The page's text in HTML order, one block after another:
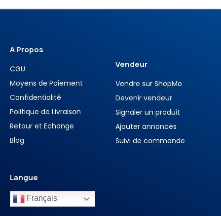
A Propos
CGU
Moyens de Paiement
Confidentialité
Politique de Livraison
Retour et Echange
Blog
Vendeur
Vendre sur ShopMo
Devenir vendeur
Signaler un produit
Ajouter annonces
Suivi de commande
Langue
Français